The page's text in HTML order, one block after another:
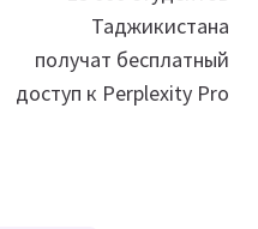
Таджикистана
получат бесплатный
доступ к Perplexity Pro